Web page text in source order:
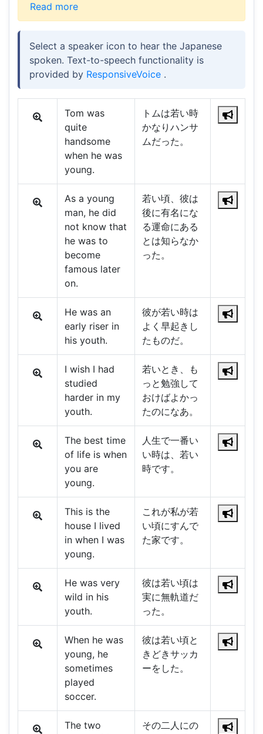
Read more
Select a speaker icon to hear the Japanese
spoken. Text-to-speech functionality is
provided by ResponsiveVoice .
Tom was
quite
handsome
when he was
young.
トムは若い時
かなりハンサ
ムだった。
As a young
man, he did
not know that
he was to
become
famous later
on.
若い頃、彼は
後に有名にな
る運命にある
とは知らなか
った。
He was an
early riser in
his youth.
彼が若い時は
よく早起きし
たものだ。
I wish I had
studied
harder in my
youth.
若いとき、も
っと勉強して
おけばよかっ
たのになあ。
The best time
of life is when
you are
young.
人生で一番い
い時は、若い
時です。
This is the
house I lived
in when I was
young.
これが私が若
い頃にすんで
た家です。
He was very
wild in his
youth.
彼は若い頃は
実に無軌道だ
った。
When he was
young, he
sometimes
played
soccer.
彼は若い頃と
きどきサッカ
ーをした。
The two
その二人にの